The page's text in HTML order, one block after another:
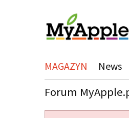
MAGAZYN News
Forum